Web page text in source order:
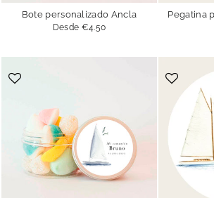
Bote personalizado Ancla
Desde €4.50
Pegatina